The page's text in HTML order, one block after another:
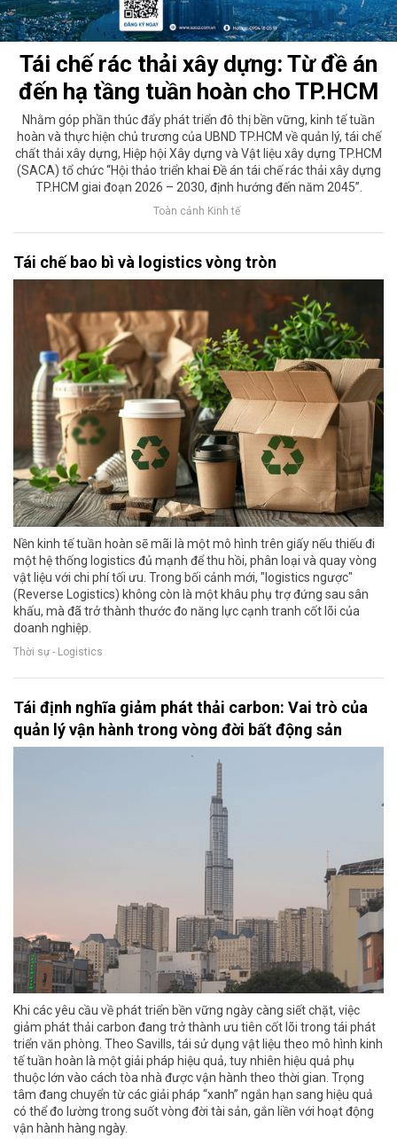
Tái chế rác thải xây dựng: Từ đề án
đến hạ tầng tuần hoàn cho TP.HCM
Nhằm góp phần thúc đẩy phát triển đô thị bền vững, kinh tế tuần
hoàn và thực hiện chủ trương của UBND TP.HCM về quản lý, tái chế
chất thải xây dựng, Hiệp hội Xây dựng và Vật liệu xây dựng TP.HCM
(SACA) tổ chức “Hội thảo triển khai Đề án tái chế rác thải xây dựng
TP.HCM giai đoạn 2026 – 2030, định hướng đến năm 2045”.
Toàn cảnh Kinh tế
Tái chế bao bì và logistics vòng tròn
Nền kinh tế tuần hoàn sẽ mãi là một mô hình trên giấy nếu thiếu đi
một hệ thống logistics đủ mạnh để thu hồi, phân loại và quay vòng
vật liệu với chi phí tối ưu. Trong bối cảnh mới, "logistics ngược"
(Reverse Logistics) không còn là một khâu phụ trợ đứng sau sân
khấu, mà đã trở thành thước đo năng lực cạnh tranh cốt lõi của
doanh nghiệp.
Thời sự - Logistics
Tái định nghĩa giảm phát thải carbon: Vai trò của
quản lý vận hành trong vòng đời bất động sản
Khi các yêu cầu về phát triển bền vững ngày càng siết chặt, việc
giảm phát thải carbon đang trở thành ưu tiên cốt lõi trong tái phát
triển văn phòng. Theo Savills, tái sử dụng vật liệu theo mô hình kinh
tế tuần hoàn là một giải pháp hiệu quả, tuy nhiên hiệu quả phụ
thuộc lớn vào cách tòa nhà được vận hành theo thời gian. Trọng
tâm đang chuyển từ các giải pháp “xanh” ngắn hạn sang hiệu quả
có thể đo lường trong suốt vòng đời tài sản, gắn liền với hoạt động
vận hành hàng ngày.